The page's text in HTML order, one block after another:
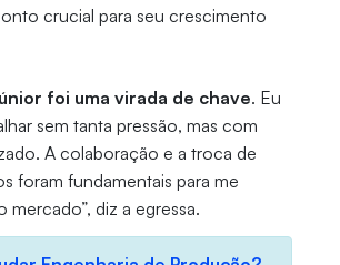
crucial para seu crescimento
foi uma virada de chave. Eu
sem tanta pressão, mas com
A colaboração e a troca de
foram fundamentais para me
mercado”, diz a egressa.